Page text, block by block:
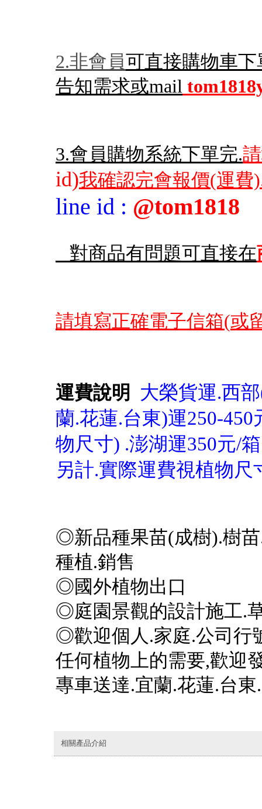
2.非會員可直接購物車
告知需求或mail
3.會員購物系統下單完.
id)我確認完會報價(運費
line id : @tom1818
對商品有問題可直接在
請填寫正確電子信箱(或
運費說明
大榮貨運.西
蘭.花蓮.台東)運250-
物尺寸) .澎湖運350元/
另計.實際運費視植物
◎新品種果苗(成樹).樹
種植.銷售
◎國外植物出口
◎庭園景觀的設計施工.
◎歡迎個人.家庭.公司
任何植物上的需要,歡迎
專車送達.宜蘭.花蓮.台東
相關產品介紹